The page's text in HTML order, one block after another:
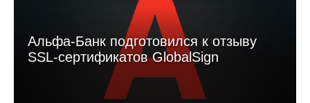
Альфа-Банк подготовился к отзыву
SSL-сертификатов GlobalSign